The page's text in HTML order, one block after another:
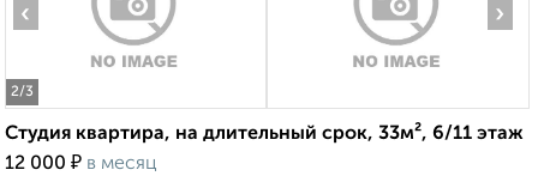
2/3
‹ ›
Студия квартира, на длительный срок, 33м², 6/11 этаж
12 000 ₽ в месяц